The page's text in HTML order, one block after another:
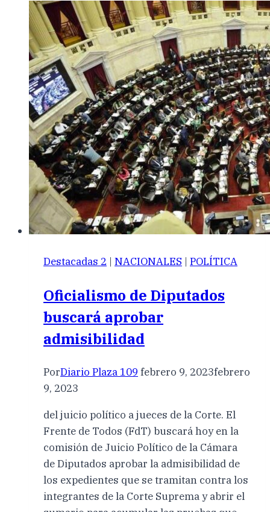
Destacadas 2 | NACIONALES | POLÍTICA
Oficialismo de Diputados
buscará aprobar
admisibilidad
PorDiario Plaza 109 febrero 9, 2023febrero
9, 2023
del juicio político a jueces de la Corte. El
Frente de Todos (FdT) buscará hoy en la
comisión de Juicio Político de la Cámara
de Diputados aprobar la admisibilidad de
los expedientes que se tramitan contra los
integrantes de la Corte Suprema y abrir el